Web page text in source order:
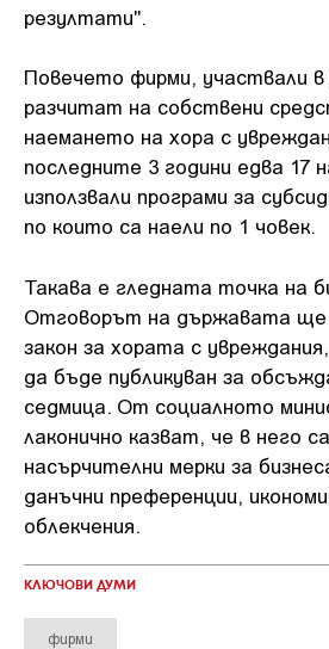
резултати".
Повечето фирми, участвали
разчитат на собствени
наемането на хора с
последните 3 години едва 17
използвали програми за
по които са наели по 1 човек.
Такава е гледната точка на
Отговорът на държавата ще
закон за хората с
да бъде публикуван за
седмица. От социалното
лаконично казват, че в него
насърчителни мерки за
данъчни преференции,
облекчения.
КЛЮЧОВИ ДУМИ
фирми